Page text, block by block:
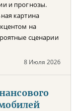
и прогнозы.
картина
на
сценарии
8 Июля 2026